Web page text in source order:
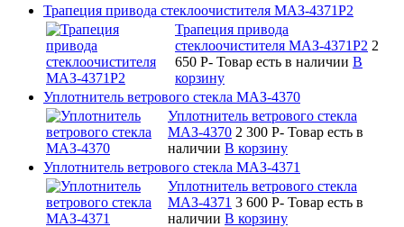
Трапеция привода стеклоочистителя МАЗ-4371Р2
Трапеция привода
стеклоочистителя МАЗ-4371Р2 2
650 P- Товар есть в наличии В
корзину
Уплотнитель ветрового стекла МАЗ-4370
Уплотнитель ветрового стекла
МАЗ-4370 2 300 P- Товар есть в
наличии В корзину
Уплотнитель ветрового стекла МАЗ-4371
Уплотнитель ветрового стекла
МАЗ-4371 3 600 P- Товар есть в
наличии В корзину